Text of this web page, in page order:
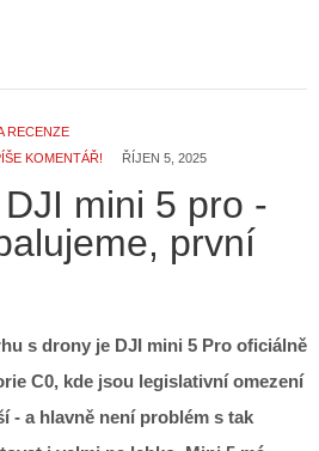
RECENZE
KOMENTÁŘ!
ŘÍJEN 5, 2025
mini 5 pro -
první
s drony je DJI mini 5 Pro oficiálně
C0, kde jsou legislativní omezení
- a hlavně není problém s tak